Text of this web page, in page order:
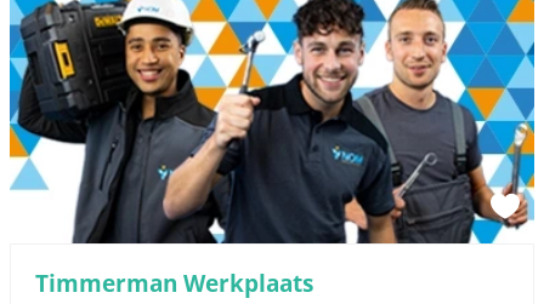
Timmerman Werkplaats